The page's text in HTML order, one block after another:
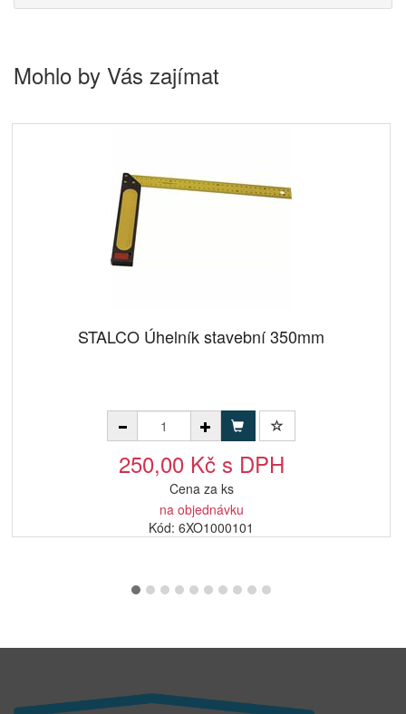
Mohlo by Vás zajímat
STALCO Úhelník stavební 350mm
250,00 Kč s DPH
Cena za ks
na objednávku
Kód: 6XO1000101